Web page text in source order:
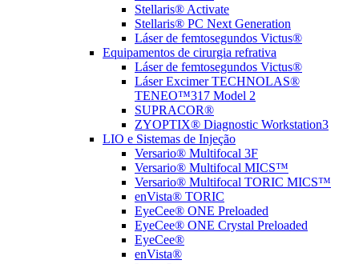
Stellaris® Activate
Stellaris® PC Next Generation
Láser de femtosegundos Victus®
Equipamentos de cirurgia refrativa
Láser de femtosegundos Victus®
Láser Excimer TECHNOLAS®
TENEO™317 Model 2
SUPRACOR®
ZYOPTIX® Diagnostic Workstation3
LIO e Sistemas de Injeção
Versario® Multifocal 3F
Versario® Multifocal MICS™
Versario® Multifocal TORIC MICS™
enVista® TORIC
EyeCee® ONE Preloaded
EyeCee® ONE Crystal Preloaded
EyeCee®
enVista®